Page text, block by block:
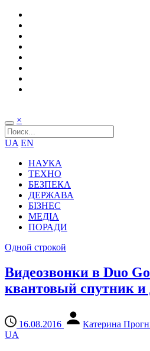
×
UA EN
НАУКА
ТЕХНО
БЕЗПЕКА
ДЕРЖАВА
БІЗНЕС
МЕДІА
ПОРАДИ
Одной строкой
Видеозвонки в Duo
квантовый спутник и
16.08.2016
Катерина
UA